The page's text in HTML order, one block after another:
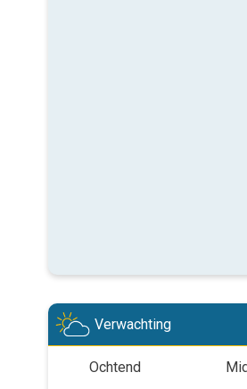
Verwachting
Ochtend